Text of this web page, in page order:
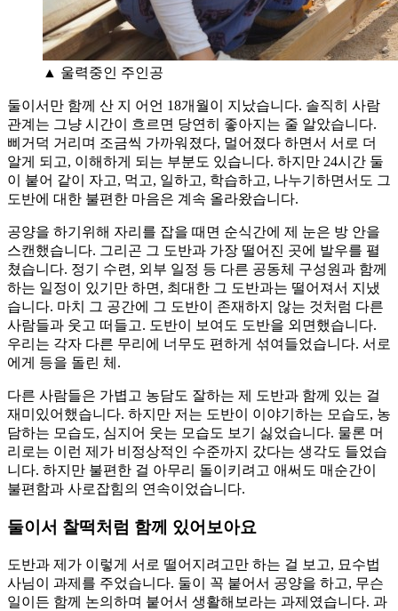
▲ 울력중인 주인공
둘이서만 함께 산 지 어언 18개월이 지났습니다. 솔직히 사람
관계는 그냥 시간이 흐르면 당연히 좋아지는 줄 알았습니다.
삐거덕 거리며 조금씩 가까워졌다, 멀어졌다 하면서 서로 더
알게 되고, 이해하게 되는 부분도 있습니다. 하지만 24시간 둘
이 붙어 같이 자고, 먹고, 일하고, 학습하고, 나누기하면서도 그
도반에 대한 불편한 마음은 계속 올라왔습니다.
공양을 하기위해 자리를 잡을 때면 순식간에 제 눈은 방 안을
스캔했습니다. 그리곤 그 도반과 가장 떨어진 곳에 발우를 펼
쳤습니다. 정기 수련, 외부 일정 등 다른 공동체 구성원과 함께
하는 일정이 있기만 하면, 최대한 그 도반과는 떨어져서 지냈
습니다. 마치 그 공간에 그 도반이 존재하지 않는 것처럼 다른
사람들과 웃고 떠들고. 도반이 보여도 도반을 외면했습니다.
우리는 각자 다른 무리에 너무도 편하게 섞여들었습니다. 서로
에게 등을 돌린 체.
다른 사람들은 가볍고 농담도 잘하는 제 도반과 함께 있는 걸
재미있어했습니다. 하지만 저는 도반이 이야기하는 모습도, 농
담하는 모습도, 심지어 웃는 모습도 보기 싫었습니다. 물론 머
리로는 이런 제가 비정상적인 수준까지 갔다는 생각도 들었습
니다. 하지만 불편한 걸 아무리 돌이키려고 애써도 매순간이
불편함과 사로잡힘의 연속이었습니다.
둘이서 찰떡처럼 함께 있어보아요
도반과 제가 이렇게 서로 떨어지려고만 하는 걸 보고, 묘수법
사님이 과제를 주었습니다. 둘이 꼭 붙어서 공양을 하고, 무슨
일이든 함께 논의하며 붙어서 생활해보라는 과제였습니다. 과